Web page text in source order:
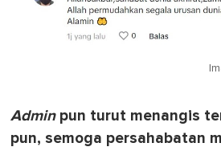
Adminpun turut menangis
pun, semoga persahabatan